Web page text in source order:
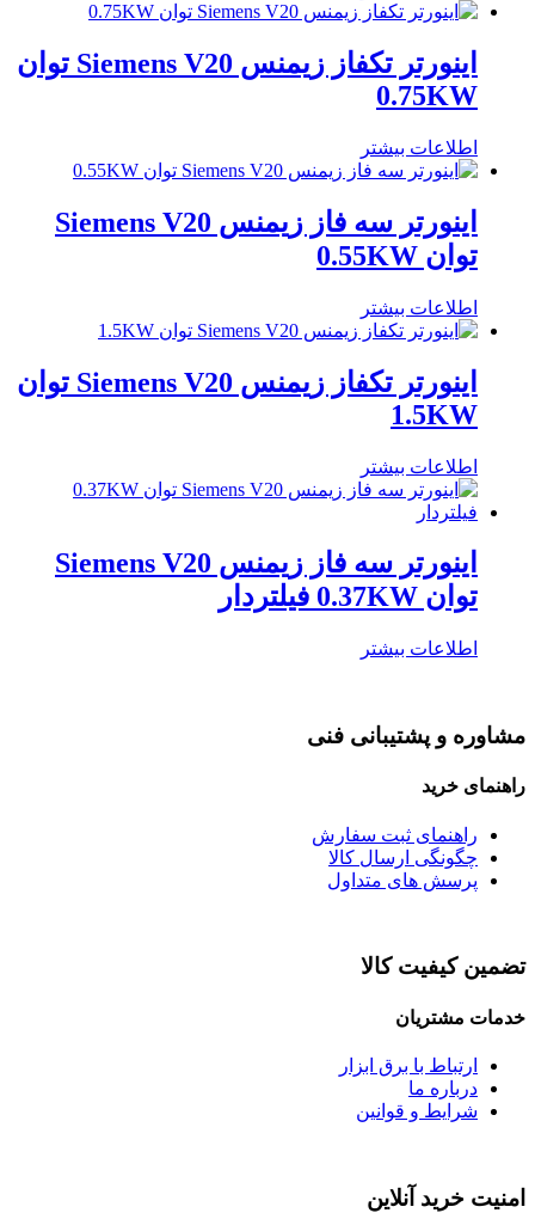
اینورتر تکفاز زیمنس Siemens V20 توان
0.75KW
اطلاعات بیشتر
اینورتر سه فاز زیمنس Siemens V20
توان 0.55KW
اطلاعات بیشتر
اینورتر تکفاز زیمنس Siemens V20 توان
1.5KW
اطلاعات بیشتر
اینورتر سه فاز زیمنس Siemens V20
توان 0.37KW فیلتردار
اطلاعات بیشتر
مشاوره و پشتیبانی فنی
راهنمای خرید
راهنمای ثبت سفارش
چگونگی ارسال کالا
پرسش های متداول
تضمین کیفیت کالا
خدمات مشتریان
ارتباط با برق ابزار
درباره ما
شرایط و قوانین
امنیت خرید آنلاین